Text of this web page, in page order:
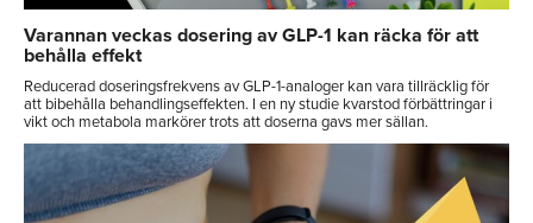
Varannan veckas dosering av GLP-1 kan räcka för att
behålla effekt
Reducerad doseringsfrekvens av GLP-1-analoger kan vara tillräcklig för
att bibehålla behandlingseffekten. I en ny studie kvarstod förbättringar i
vikt och metabola markörer trots att doserna gavs mer sällan.